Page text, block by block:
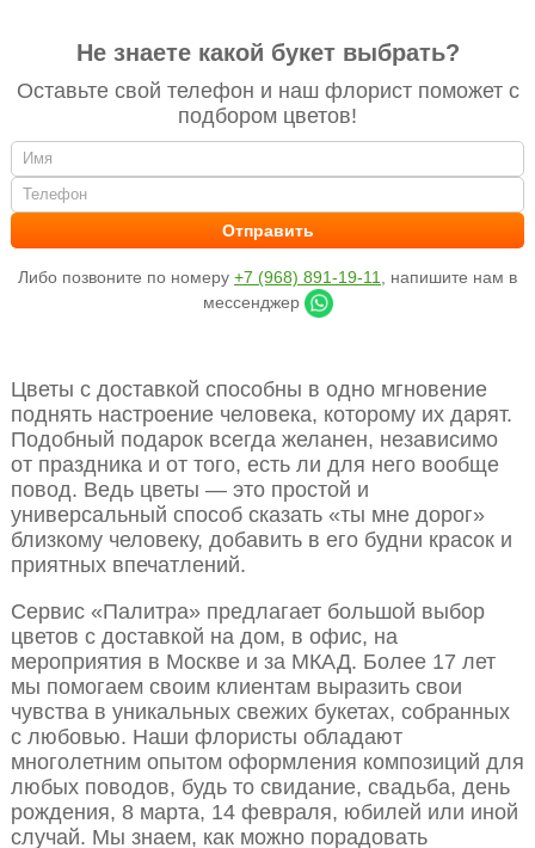
Не знаете какой букет выбрать?
Оставьте свой телефон и наш флорист поможет с
подбором цветов!
Либо позвоните по номеру +7 (968) 891-19-11
, напишите нам в
мессенджер
Цветы с доставкой способны в одно мгновение
поднять настроение человека, которому их дарят.
Подобный подарок всегда желанен, независимо
от праздника и от того, есть ли для него вообще
повод. Ведь цветы — это простой и
универсальный способ сказать «ты мне дорог»
близкому человеку, добавить в его будни красок и
приятных впечатлений.
Сервис «Палитра» предлагает большой выбор
цветов с доставкой на дом, в офис, на
мероприятия в Москве и за МКАД. Более 17 лет
мы помогаем своим клиентам выразить свои
чувства в уникальных свежих букетах, собранных
с любовью. Наши флористы обладают
многолетним опытом оформления композиций для
любых поводов, будь то свидание, свадьба, день
рождения, 8 марта, 14 февраля, юбилей или иной
случай. Мы знаем, как можно порадовать